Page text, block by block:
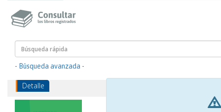
- Búsqueda avanzada -
Detalle